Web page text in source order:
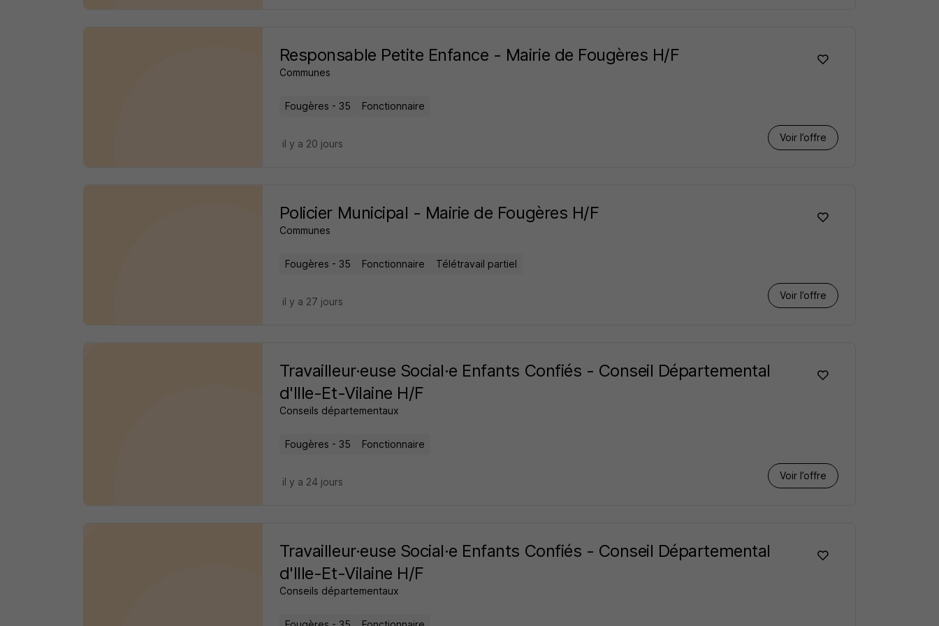
Responsable Petite Enfance - Mairie de Fougères H/F
Communes
Fougères - 35 Fonctionnaire
Voir l’offre
il y a 20 jours
Policier Municipal - Mairie de Fougères H/F
Communes
Fougères - 35 Fonctionnaire Télétravail partiel
Voir l’offre
il y a 27 jours
Travailleur·euse Social·e Enfants Confiés - Conseil Départemental
d'Ille-Et-Vilaine H/F
Conseils départementaux
Fougères - 35 Fonctionnaire
Voir l’offre
il y a 24 jours
Travailleur·euse Social·e Enfants Confiés - Conseil Départemental
d'Ille-Et-Vilaine H/F
Conseils départementaux